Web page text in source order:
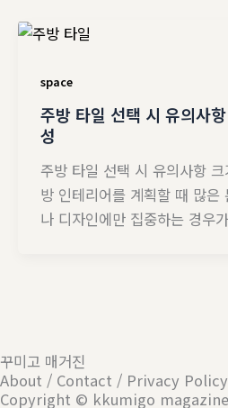
space
주방 타일 선택 시 유의사
성
주방 타일 선택 시 유의사항
방 인테리어를 계획할 때 많은
나 디자인에만 집중하는 경
꾸미고 매거진
About / Contact / Privacy Policy
Copyright © kkumigo